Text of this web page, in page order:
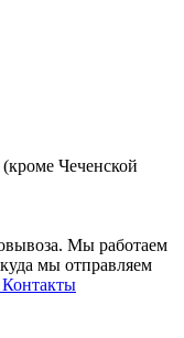
Чеченской
Мы работаем
мы отправляем
Контакты